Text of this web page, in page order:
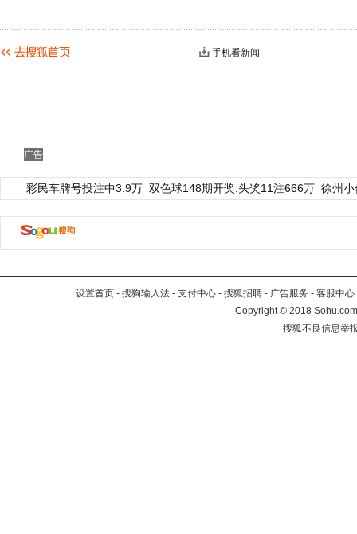
手机看新闻
广告
彩民车牌号投注中3.9万 双色球148期开奖:头奖11注666万 徐州
设置首页 - 搜狗输入法 - 支付中心 - 搜狐招聘 - 广告服务 - 客服中心
Copyright©2018
搜狐不良信息举